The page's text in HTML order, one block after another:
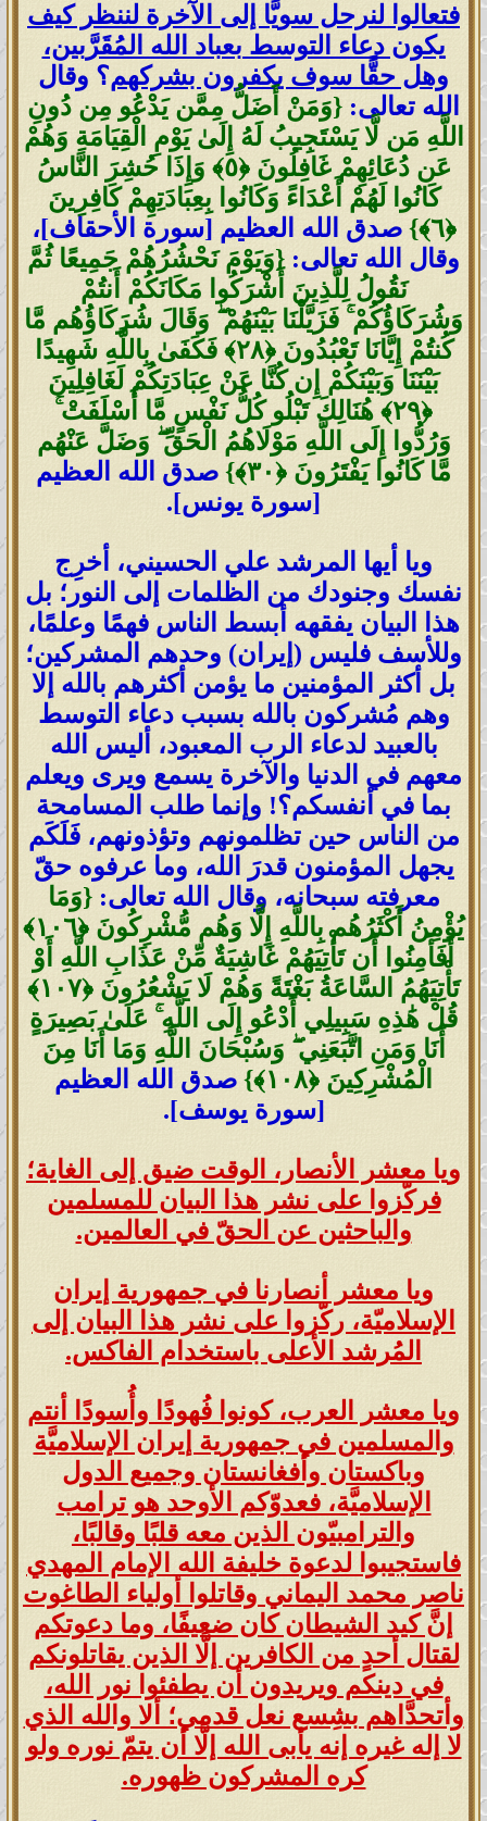
فتعالوا لنرحل سويًّا إلى الآخرة لننظر كيف
يكون دعاء التوسط بعباد الله المُقَرَّبين،
وهل حقًّا سوف يكفرون بشركهم؟ وقال
الله تعالى: {وَمَنْ أَضَلُّ مِمَّن يَدْعُو مِن دُونِ
اللَّهِ مَن لَّا يَسْتَجِيبُ لَهُ إِلَىٰ يَوْمِ الْقِيَامَةِ وَهُمْ
عَن دُعَائِهِمْ غَافِلُونَ ‎﴿٥﴾ ‏وَإِذَا حُشِرَ النَّاسُ
كَانُوا لَهُمْ أَعْدَاءً وَكَانُوا بِعِبَادَتِهِمْ كَافِرِينَ
‎﴿٦﴾‏}
صدق الله العظيم [سورة الأحقاف]،
وقال الله تعالى: {وَيَوْمَ نَحْشُرُهُمْ جَمِيعًا ثُمَّ
نَقُولُ لِلَّذِينَ أَشْرَكُوا مَكَانَكُمْ أَنتُمْ
وَشُرَكَاؤُكُمْ ۚ فَزَيَّلْنَا بَيْنَهُمْ ۖ وَقَالَ شُرَكَاؤُهُم مَّا
كُنتُمْ إِيَّانَا تَعْبُدُونَ ‎﴿٢٨﴾‏ فَكَفَىٰ بِاللَّهِ شَهِيدًا
بَيْنَنَا وَبَيْنَكُمْ إِن كُنَّا عَنْ عِبَادَتِكُمْ لَغَافِلِينَ
‎﴿٢٩﴾‏ هُنَالِكَ تَبْلُو كُلُّ نَفْسٍ مَّا أَسْلَفَتْ ۚ
وَرُدُّوا إِلَى اللَّهِ مَوْلَاهُمُ الْحَقِّ ۖ وَضَلَّ عَنْهُم
مَّا كَانُوا يَفْتَرُونَ ‎﴿٣٠﴾}
صدق الله العظيم
[سورة يونس].
ويا أيها المرشد علي الحسيني، أخرِج
نفسك وجنودك من الظلمات إلى النور؛ بل
هذا البيان يفقهه أبسط الناس فهمًا وعلمًا،
وللأسف فليس (إيران) وحدهم المشركين؛
بل أكثر المؤمنين ما يؤمن أكثرهم بالله إلا
وهم مُشركون بالله بسبب دعاء التوسط
بالعبيد لدعاء الرب المعبود، أليس الله
معهم في الدنيا والآخرة يسمع ويرى ويعلم
بما في أنفسكم؟! وإنما طلب المسامحة
من الناس حين تظلمونهم وتؤذونهم، فَلَكَم
يجهل المؤمنون قدرَ الله، وما عرفوه حقّ
معرفته سبحانه، وقال الله تعالى:{وَمَا
يُؤْمِنُ أَكْثَرُهُم بِاللَّهِ إِلَّا وَهُم مُّشْرِكُونَ ‎﴿١٠٦﴾‏
أَفَأَمِنُوا أَن تَأْتِيَهُمْ غَاشِيَةٌ مِّنْ عَذَابِ اللَّهِ أَوْ
تَأْتِيَهُمُ السَّاعَةُ بَغْتَةً وَهُمْ لَا يَشْعُرُونَ ‎﴿١٠٧﴾‏
قُلْ هَٰذِهِ سَبِيلِي أَدْعُو إِلَى اللَّهِ ۚ عَلَىٰ بَصِيرَةٍ
أَنَا وَمَنِ اتَّبَعَنِي ۖ وَسُبْحَانَ اللَّهِ وَمَا أَنَا مِنَ
الْمُشْرِكِينَ ‎﴿١٠٨﴾}
صدق الله العظيم
[سورة يوسف].
ويا معشر الأنصار، الوقت ضيق إلى الغاية؛
فركّزوا على نشر هذا البيان للمسلمين
والباحثين عن الحقّ في العالمين.
ويا معشر أنصارنا في جمهورية إيران
الإسلاميّة، ركّزوا على نشر هذا البيان إلى
المُرشد الأعلى باستخدام الفاكس.
ويا معشر العرب، كونوا فُهودًا وأُسودًا أنتم
والمسلمين في جمهورية إيران الإسلاميَّة
وباكستان وأفغانستان وجميع الدول
الإسلاميَّة، فعدوّكم الأوحد هو ترامب
والترامبيّون الذين معه قلبًا وقالبًا،
فاستجيبوا لدعوة خليفة الله الإمام المهدي
ناصر محمد اليماني وقاتلوا أولياء الطاغوت
إنَّ كيد الشيطان كان ضعيفًا، وما دعوتكم
لقتال أحدٍ من الكافرين إلَّا الذين يقاتلونكم
في دينكم ويريدون أن يطفئوا نور الله،
وأتحدَّاهم بشِسع نعل قدمي؛ ألا والله الذي
لا إله غيره إنه يأبى الله إلَّا أن يتمّ نوره ولو
كره المشركون ظهوره.